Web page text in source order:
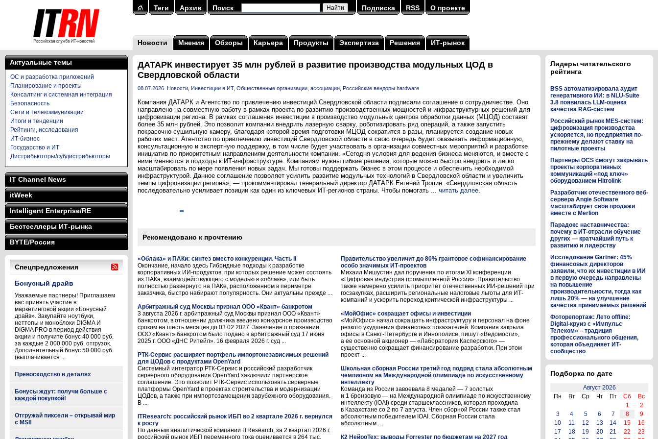
Теги Архив Поиск Подписка RSS О проекте
Новости Мнения Обзоры Карьера Продукты Экспертиза Решения ИТ-рынок
Актуальные темы
ОС и разработка приложений
Планирование и проекты
Консалтинг и системная интеграция
Безопасность
Сети и телекоммуникации
Итоги и тенденции
Рейтинги, исследования
ИТ-бизнес
Государство и ИТ
Дистрибьюторы/субдистрибьюторы
IT Channel News
itWeek
Intelligent Enterprise/RE
Бестселлеры ИТ-рынка
BYTE/Россия
Спецпредложения
Бонусный драйв
Уважаемые партнеры! Приглашаем
вас принять участие в
маркетинговой акции «Бонусный
драйв». Закупайте ноутбуки,
неттопы и моноблоки DIGMA И
DIGMA PRO в период действия
акции и получите бонус 40 000 руб.
за каждые 2 000 000 руб. отгрузок.
Дополнительный бонус 50 000 руб.
(выплачивается ...
Превосходство в деталях
Бонусы ждут: получи больше с
каждой покупкой!
Отгружай пиксели – открывай мир
с MSI!
ДАТАРК инвестирует 35 млн рублей в развитие производства модульных ЦОД в
Свердловской области
08.07.2026 Новости Инвестиции в ИТ, Общественные организации, ассоциации Российские вендоры hardware
Компания ДАТАРК и Агентство по привлечению инвестиций Свердловской области подписали соглашение о сотрудничестве. Оно
направлено на совместную работу в рамках проекта по развитию производственных мощностей и инфраструктурных решений для
цифровизации региона. В рамках соглашения инвестиции в производство модульных центров обработки данных (МЦОД) составят
более 35 млн рублей. Это позволит компании внедрить лазерную сварку, роботизировать ряд операций, а также запустить
покрасочно-сушильную камеру, благодаря которой время подготовки МЦОД сократится в разы, планируется создание новых
рабочих мест. Агентство по привлечению инвестиций Свердловской области в свою очередь будет оказывать информационную,
консультационную и экспертную поддержку, в том числе будет участвовать в организации совместных мероприятий и разработке
инициатив по приоритетным направлениям деятельности компании. «Сегодня условия для ведения бизнеса меняются, и вместе с
ними меняются и подходы к ИТ-инфраструктуре. Компаниям нужны гибкие решения, которые можно быстро внедрить и легко
масштабировать по мере появления новых задач. Мы готовы поддержать бизнес в этом процессе и обеспечить необходимой
инфраструктурой. Данное соглашение позволяет усилить развитие модульных технологий в Свердловской области и увеличить
темпы цифровизации региона», — прокомментировал генеральный директор ДАТАРК Евгений Тропин. «Свердловская область
последовательно усиливает позиции как один из ключевых ИТ-регионов страны. Чтобы помогать ... читать далее.
Рекомендовано к прочтению
«Облака» и ПАКи: синтез вместо конкуренции. Часть II
Окончание, начало здесь Гибридные подходы к разработке
корпоративных ИИ-продуктов, при которых решение может состоять
из ПАКа, взаимодействующего с моделью в «облаке», или быть
полностью развернуто на ПАКе, расположенном в периметре
заказчика, быстро набирают популярность. Они актуальны прежде ...
Арбитражный суд Москвы признал ООО «Квант» банкротом
3 августа 2026 г. арбитражный суд Москвы признал ООО «Квант»
банкротом, в отношении должника введено конкурсное производство
сроком на шесть месяцев до 03.02.2027. Заявление о признании
ООО «Квант» банкротом было подано в арбитражный суд 17 июня
2025 г. ООО «ДНС Ритейл». 16 февраля 2026 г. суд ...
РТК-Сервис расширяет портфель импортонезависимых решений
для ЦОДов с продуктами OpenYard
Системный интегратор РТК-Сервис и российский разработчик
серверного оборудования OpenYard заключили партнерское
соглашение. Это позволит РТК-Сервис использовать серверные
платформы OpenYard в проектах строительства и модернизации
ЦОДов, а также при импортозамещении зарубежного оборудования.
В ...
ITResearch: российский рынок ИБП во 2 квартале 2026 г. вернулся
к росту
По данным аналитической компании ITResearch, за 2 квартал 2026 г.
российский рынок ИБП переменного тока оценивается в 264 тыс.
Правительство увеличит до 80% грантовое софинансирование
особо значимых ИТ-проектов
Михаил Мишустин дал поручения по итогам XI конференции
«Цифровая индустрия промышленной России». Правительство
также намерено усилить приоритет отечественных ИИ-решений при
госзакупках, расширить региональные налоговые льготы для ИТ-
компаний и ускорить переход критической инфраструктуры ...
«МойОфис» сокращает офисы и инвестиции
«МойОфис» начал сокращать инфраструктуру и персонал на фоне
резкого ухудшения финансовых показателей. Компания закрыла
офисы в Санкт-Петербурге и Иннополисе, пишут «Ведомости»,
а ее основной акционер — «Лаборатория Касперского» —
существенно сокращает финансирование разработки. При этом
проект ...
Школьная сборная России третий год подряд стала абсолютным
чемпионом на Международной олимпиаде по искусственному
интеллекту
Команда из России завоевала 8 медалей — 7 золотых
и 1 бронзовую — на Международной олимпиаде по искусственному
интеллекту (IOAI) среди старшеклассников, которая проходила
в Казахстане со 2 по 7 августа. Член сборной России также стал
абсолютным победителем IOAI. Сборная России стала
абсолютным ...
К2 НейроТех: выводы Forrester по бюджетам на 2027 год
Лидеры читательского
рейтинга
BSS автоматизировала аудит
генеративного ИИ: в NLU-Suite
3.8 появилась LLM-оценка
качества RAG-систем
Российский рынок MES-систем:
цифровизация производства
ускоряется, но предприятия по-
прежнему делают ставку на
пилотные проекты
Партнёры OCS смогут закрывать
проекты корпоративных
коммуникаций «под ключ»
оборудованием Hitrolink
Разработчик отечественного веб-
сервера Angie Software
масштабирует свои продажи
вместе с Merlion
Парадокс наставничества:
почему в ИТ-отрасли обучение
других — кратчайший путь к
развитию и лидерству
Исследование Gartner: 45%
финансовых директоров
заявили, что их инвестиции в ИИ
в первую очередь направлены
на повышение
производительности, тогда как
лишь 20% — на улучшение
качества принимаемых решений
Фоторепортаж: Лето offline:
Digital-круиз с «Импульс
Телеком» – традиция
профессионального общения,
которая объединяет ИТ-
сообщество
Подборка по дате
Август 2026
Пн
Вт Ср Чт Пт Сб
Вс
1
2
3
4 5 6 7 8
9
10
11 12 13 14 15
16
17
18 19 20 21 22
23